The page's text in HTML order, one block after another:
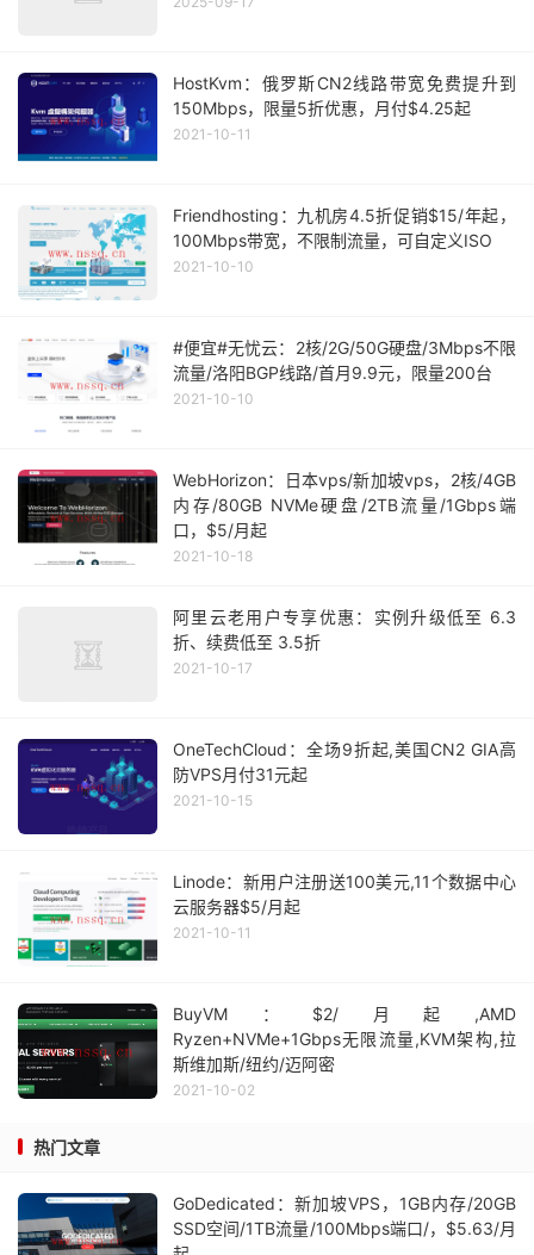
HostKvm：俄罗斯CN2线路带宽免费提升到
150Mbps，限量5折优惠，月付$4.25起
2021-10-11
Friendhosting：九机房4.5折促销$15/年起，
100Mbps带宽，不限制流量，可自定义ISO
2021-10-10
#便宜#无忧云：2核/2G/50G硬盘/3Mbps不限
流量/洛阳BGP线路/首月9.9元，限量200台
2021-10-10
WebHorizon：日本vps/新加坡vps，2核/4GB
内存/80GB NVMe硬盘/2TB流量/1Gbps端
口，$5/月起
2021-10-18
阿里云老用户专享优惠：实例升级低至 6.3
折、续费低至 3.5折
2021-10-17
OneTechCloud：全场9折起,美国CN2 GIA高
防VPS月付31元起
2021-10-15
Linode：新用户注册送100美元,11个数据中心
云服务器$5/月起
2021-10-11
BuyVM：$2/月起,AMD
Ryzen+NVMe+1Gbps无限流量,KVM架构,拉
斯维加斯/纽约/迈阿密
2021-10-02
热门文章
GoDedicated：新加坡VPS，1GB内存/20GB
SSD空间/1TB流量/100Mbps端口/，$5.63/月